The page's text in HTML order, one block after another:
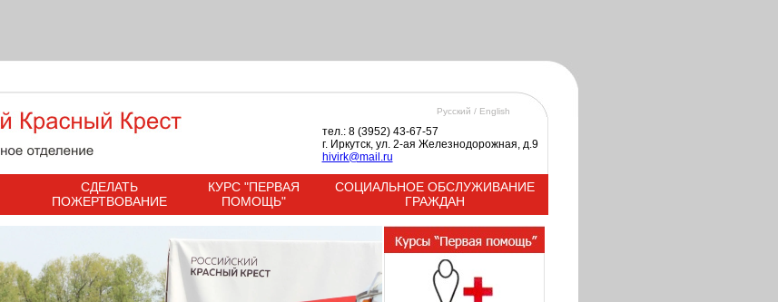
тел.: 8 (3952) 43-67-57
г. Иркутск, ул. 2-ая Железнодорожная, д.9
hivirk@mail.ru
Русский / English
СДЕЛАТЬ
ПОЖЕРТВОВАНИЕ
КУРС "ПЕРВАЯ
ПОМОЩЬ"
СОЦИАЛЬНОЕ ОБСЛУЖИВАНИЕ
ГРАЖДАН